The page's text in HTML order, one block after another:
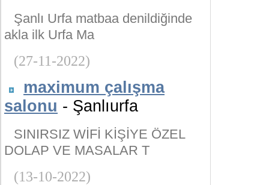
Şanlı Urfa matbaa denildiğinde
akla ilk Urfa Ma
(27-11-2022)
maximum çalışma
salonu - Şanlıurfa
SINIRSIZ WİFİ KİŞİYE ÖZEL
DOLAP VE MASALAR T
(13-10-2022)